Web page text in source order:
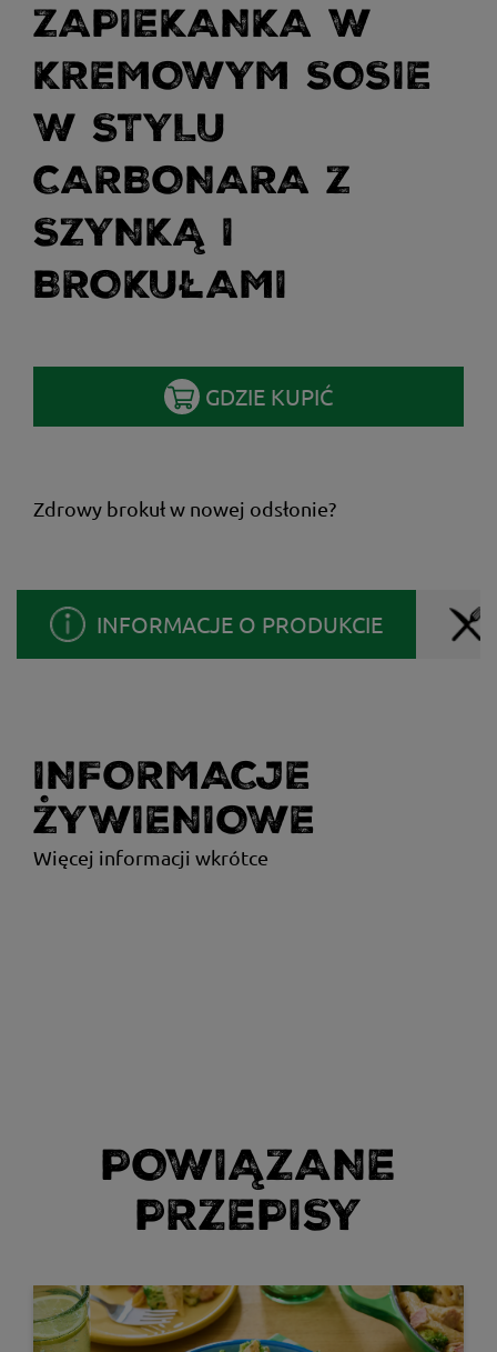
ZAPIEKANKA W
KREMOWYM SOSIE
W STYLU
CARBONARA Z
SZYNKĄ I
BROKUŁAMI
GDZIE KUPIĆ
Zdrowy brokuł w nowej odsłonie?
INFORMACJE O PRODUKCIE
INFORMACJE
ŻYWIENIOWE
Więcej informacji wkrótce
POWIĄZANE
PRZEPISY